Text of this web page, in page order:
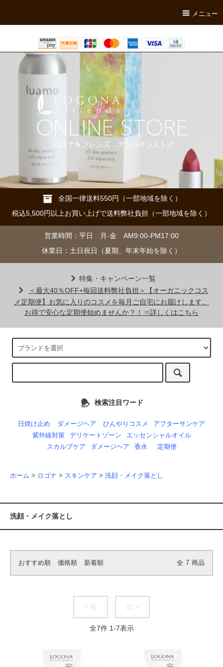
メニュー
全国一律送料550円（一部地域を除く）
税込5,500円以上お買い上げで送料弊社負担（一部地域を除く）
営業時間：平日 月-金 AM9:00-PM17:00
休業日：土日祝日（夏期、年末年始を除く）
特集・キャンペーン一覧
＜最大40％OFF+毎回送料弊社負担＞【オーガニックコス
メ定期便】お気に入りのコスメを毎月ご自宅にお届けします。
お得で安心な定期便始めませんか？！⇒詳しくはこちら
検索注目ワード
日焼け止め ダメージヘア ひんやりコスメ
アフターサンケア
紫外線対策
デリケートゾーン
エッセンシャルオイル
スカルプケア
ダメージヘア 香水 定期便
ホーム > ロゴナ > スキンケア > 洗顔・メイク落とし
洗顔・メイク落とし
おすすめ順 価格順 新着順 全 7 商品
< 前 次 >
全7件 1-7表示